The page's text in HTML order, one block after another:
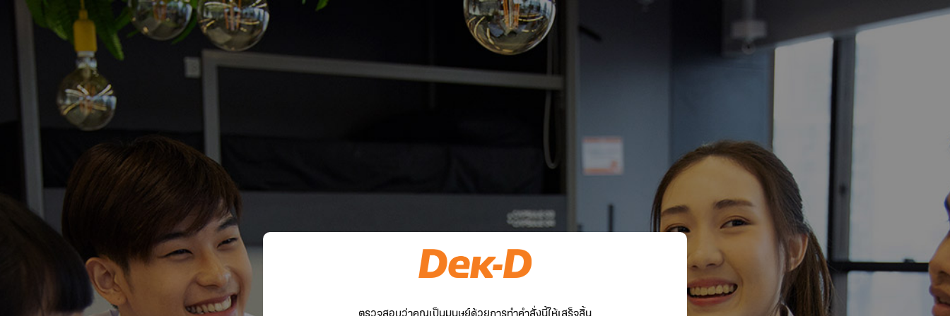
ตรวจสอบว่าคุณเป็นมนุษย์ด้วยการทำคำสั่งนี้ให้เสร็จสิ้น